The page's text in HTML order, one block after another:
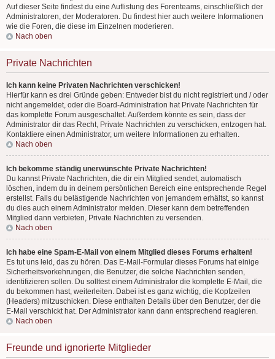
Auf dieser Seite findest du eine Auflistung des Forenteams, einschließlich der
Administratoren, der Moderatoren. Du findest hier auch weitere Informationen
wie die Foren, die diese im Einzelnen moderieren.
Nach oben
Private Nachrichten
Ich kann keine Privaten Nachrichten verschicken!
Hierfür kann es drei Gründe geben: Entweder bist du nicht registriert und / oder
nicht angemeldet, oder die Board-Administration hat Private Nachrichten für
das komplette Forum ausgeschaltet. Außerdem könnte es sein, dass der
Administrator dir das Recht, Private Nachrichten zu verschicken, entzogen hat.
Kontaktiere einen Administrator, um weitere Informationen zu erhalten.
Nach oben
Ich bekomme ständig unerwünschte Private Nachrichten!
Du kannst Private Nachrichten, die dir ein Mitglied sendet, automatisch
löschen, indem du in deinem persönlichen Bereich eine entsprechende Regel
erstellst. Falls du belästigende Nachrichten von jemandem erhältst, so kannst
du dies auch einem Administrator melden. Dieser kann dem betreffenden
Mitglied dann verbieten, Private Nachrichten zu versenden.
Nach oben
Ich habe eine Spam-E-Mail von einem Mitglied dieses Forums erhalten!
Es tut uns leid, das zu hören. Das E-Mail-Formular dieses Forums hat einige
Sicherheitsvorkehrungen, die Benutzer, die solche Nachrichten senden,
identifizieren sollen. Du solltest einem Administrator die komplette E-Mail, die
du bekommen hast, weiterleiten. Dabei ist es ganz wichtig, die Kopfzeilen
(Headers) mitzuschicken. Diese enthalten Details über den Benutzer, der die
E-Mail verschickt hat. Der Administrator kann dann entsprechend reagieren.
Nach oben
Freunde und ignorierte Mitglieder